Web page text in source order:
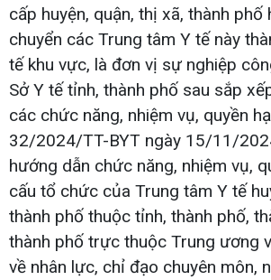
cấp huyện, quận, thị xã, thành phố
chuyển các Trung tâm Y tế này
tế khu vực, là đơn vị sự nghiệp
Sở Y tế tỉnh, thành phố sau sắp
các chức năng, nhiệm vụ, quyền
32/2024/TT-BYT ngày 15/11/
hướng dẫn chức năng, nhiệm vụ,
cấu tổ chức của Trung tâm Y tế
thành phố thuộc tỉnh, thành phố,
thành phố trực thuộc Trung ương
về nhân lực, chỉ đạo chuyên môn,